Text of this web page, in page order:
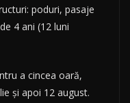
poduri, pasaje
4 ani (12 luni
a cincea oară,
și apoi 12 august.